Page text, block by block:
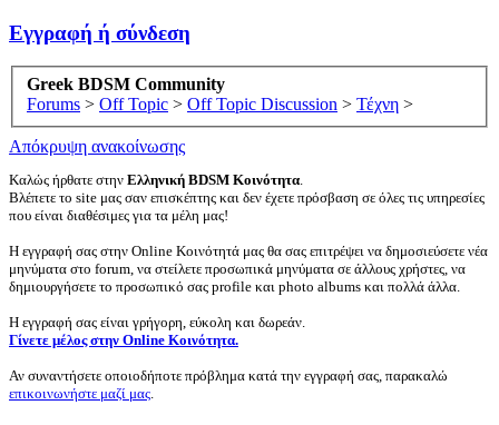
Εγγραφή ή σύνδεση
Greek BDSM Community
Forums > Off Topic > Off Topic Discussion > Τέχνη >
Απόκρυψη ανακοίνωσης
Καλώς ήρθατε στην Ελληνική BDSM Κοινότητα.
Βλέπετε το site μας σαν επισκέπτης και δεν έχετε πρόσβαση σε όλες τις υπηρεσίες
που είναι διαθέσιμες για τα μέλη μας!
Η εγγραφή σας στην Online Κοινότητά μας θα σας επιτρέψει να δημοσιεύσετε νέα
μηνύματα στο forum, να στείλετε προσωπικά μηνύματα σε άλλους χρήστες, να
δημιουργήσετε το προσωπικό σας profile και photo albums και πολλά άλλα.
Η εγγραφή σας είναι γρήγορη, εύκολη και δωρεάν.
Γίνετε μέλος στην Online Κοινότητα.
Αν συναντήσετε οποιοδήποτε πρόβλημα κατά την εγγραφή σας, παρακαλώ
επικοινωνήστε μαζί μας.